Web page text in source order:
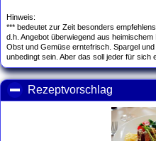
Hinweis:
*** bedeutet zur Zeit besonders
d.h. Angebot überwiegend aus
Obst und Gemüse erntefrisch. Spargel
unbedingt sein. Aber das soll jeder für sich
Rezeptvorschlag